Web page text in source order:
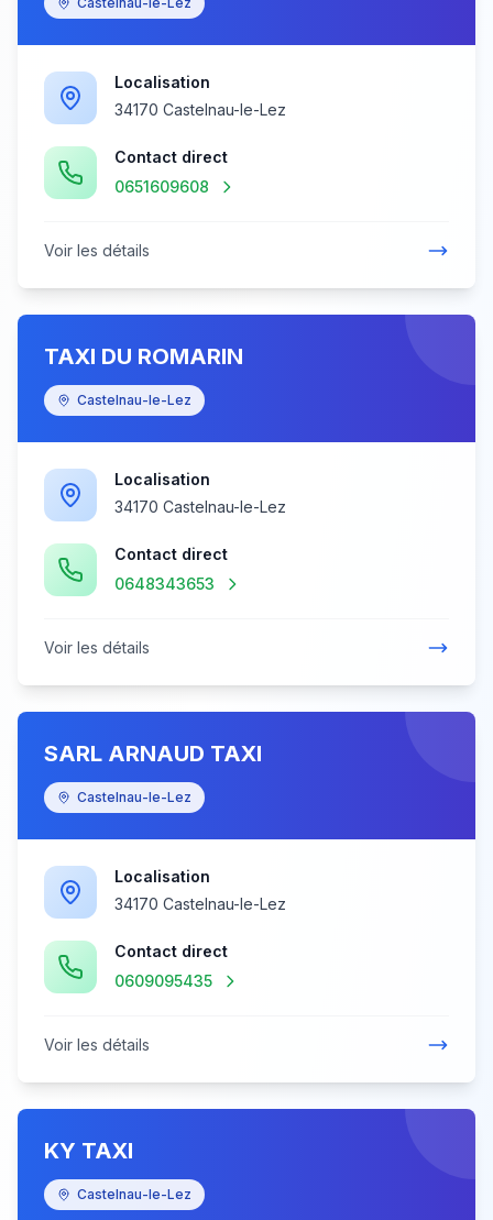
Localisation
34170 Castelnau-le-Lez
Contact direct
0651609608
Voir les détails
TAXI DU ROMARIN
Castelnau-le-Lez
Localisation
34170 Castelnau-le-Lez
Contact direct
0648343653
Voir les détails
SARL ARNAUD TAXI
Castelnau-le-Lez
Localisation
34170 Castelnau-le-Lez
Contact direct
0609095435
Voir les détails
KY TAXI
Castelnau-le-Lez